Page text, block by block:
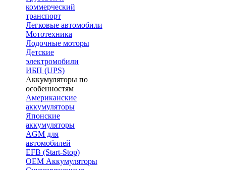
коммерческий
транспорт
Легковые автомобили
Мототехника
Лодочные моторы
Детские
электромобили
ИБП (UPS)
Аккумуляторы по
особенностям
Американские
аккумуляторы
Японские
аккумуляторы
AGM для
автомобилей
EFB (Start-Stop)
OEM Аккумуляторы